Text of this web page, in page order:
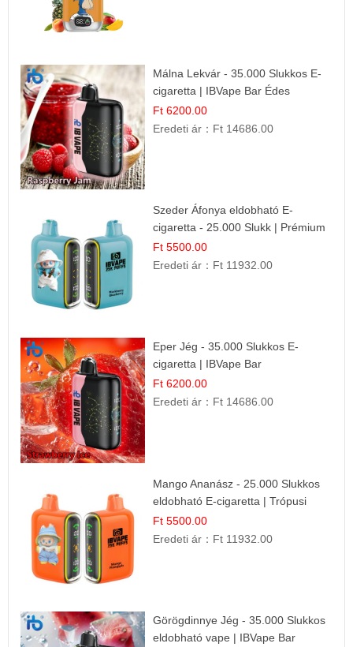
Málna Lekvár - 35.000 Slukkos E-
cigaretta | IBVape Bar Édes
Gyümölcs Íz
Ft 6200.00
Eredeti ár： Ft 14686.00
Szeder Áfonya eldobható E-
cigaretta - 25.000 Slukk | Prémium
Gyümölcs Íz
Ft 5500.00
Eredeti ár： Ft 11932.00
Eper Jég - 35.000 Slukkos E-
cigaretta | IBVape Bar
Ft 6200.00
Eredeti ár： Ft 14686.00
Mango Ananász - 25.000 Slukkos
eldobható E-cigaretta | Trópusi
Ízélmény
Ft 5500.00
Eredeti ár： Ft 11932.00
Görögdinnye Jég - 35.000 Slukkos
eldobható vape | IBVape Bar